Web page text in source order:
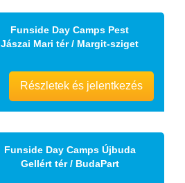
Funside Day Camps Pest
Jászai Mari tér / Margit-sziget
Részletek és jelentkezés
Funside Day Camps Újbuda
Gellért tér / BudaPart